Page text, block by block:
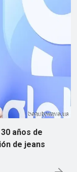
años de
de jeans